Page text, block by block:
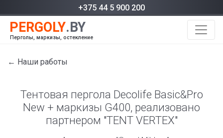
+375 44 5 900 200
Перголы, маркизы, остекление
← Наши работы
Тентовая пергола Decolife Basic&Pro
New + маркизы G400, реализовано
партнером "TENT VERTEX"